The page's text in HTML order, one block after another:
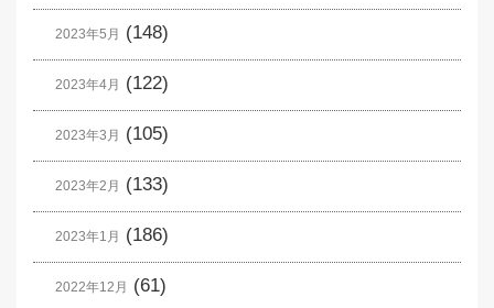
2023年5月 (148)
2023年4月 (122)
2023年3月 (105)
2023年2月 (133)
2023年1月 (186)
2022年12月 (61)